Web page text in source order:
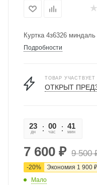
Куртка 4з6326 миндаль
Подробности
ТОВАР УЧАСТВУЕТ
ОТКРЫТ
23
дн
00
час
41
мин
7 600 ₽ 9 500
-20% Экономия 1 900 ₽
Мало